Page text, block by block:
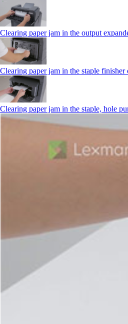
Clearing paper jam in the output
Clearing paper jam in the staple finisher
Clearing paper jam in the staple, hole